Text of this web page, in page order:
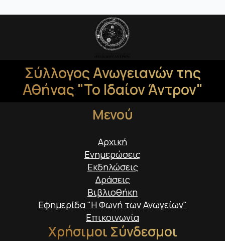
Σύλλογος Ανωγειανών της
Αθήνας "Το Ιδαίον Άντρον"
Μενού
Αρχική
Ενημερώσεις
Εκδηλώσεις
Δράσεις
Βιβλιοθήκη
Εφημερίδα "Η Φωνή των Ανωγείων"
Επικοινωνία
Χρήσιμοι Σύνδεσμοι